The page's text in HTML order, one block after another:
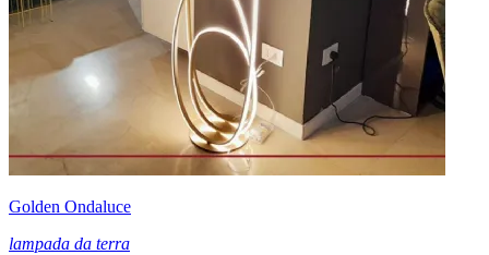
Golden Ondaluce
lampada da terra